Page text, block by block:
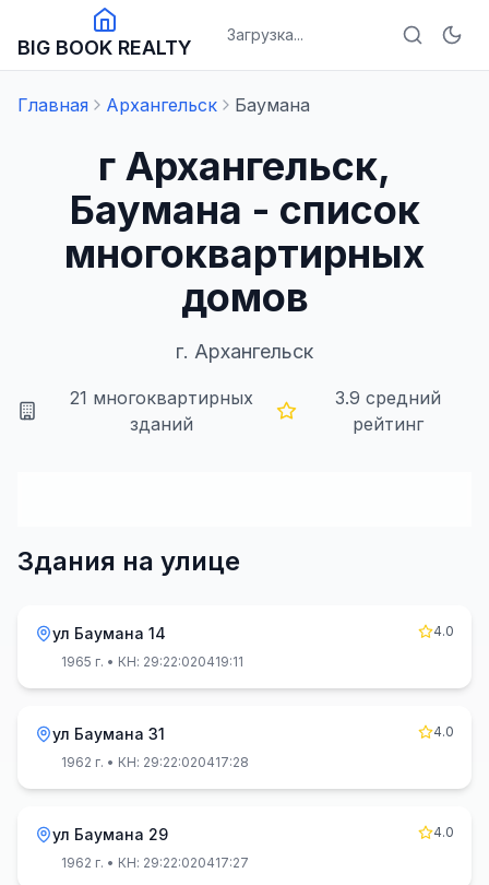
BIG BOOK REALTY
Загрузка...
Главная Архангельск Баумана
г Архангельск,
Баумана - список
многоквартирных
домов
г. Архангельск
21 многоквартирных
зданий
3.9 средний
рейтинг
Здания на улице
ул Баумана 14
4.0
1965 г. • КН: 29:22:020419:11
ул Баумана 31
4.0
1962 г. • КН: 29:22:020417:28
ул Баумана 29
4.0
1962 г. • КН: 29:22:020417:27